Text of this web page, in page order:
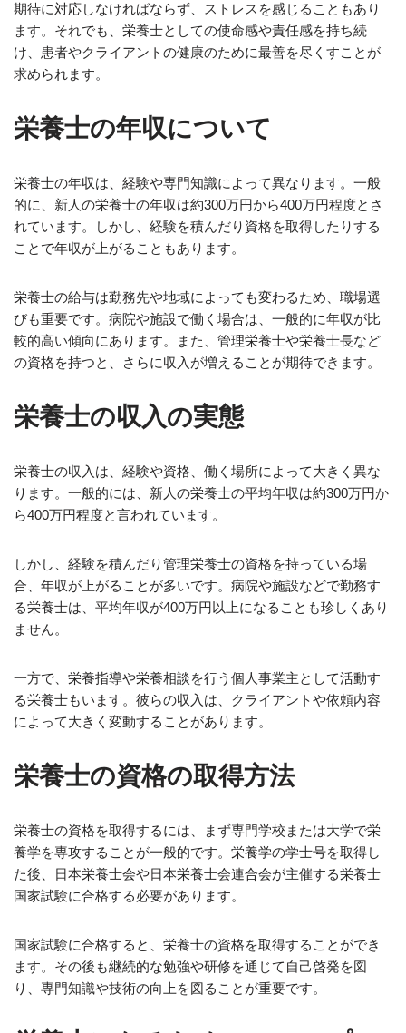
期待に対応しなければならず、ストレスを感じることもあり
ます。それでも、栄養士としての使命感や責任感を持ち続
け、患者やクライアントの健康のために最善を尽くすことが
求められます。
栄養士の年収について
栄養士の年収は、経験や専門知識によって異なります。一般
的に、新人の栄養士の年収は約300万円から400万円程度とさ
れています。しかし、経験を積んだり資格を取得したりする
ことで年収が上がることもあります。
栄養士の給与は勤務先や地域によっても変わるため、職場選
びも重要です。病院や施設で働く場合は、一般的に年収が比
較的高い傾向にあります。また、管理栄養士や栄養士長など
の資格を持つと、さらに収入が増えることが期待できます。
栄養士の収入の実態
栄養士の収入は、経験や資格、働く場所によって大きく異な
ります。一般的には、新人の栄養士の平均年収は約300万円か
ら400万円程度と言われています。
しかし、経験を積んだり管理栄養士の資格を持っている場
合、年収が上がることが多いです。病院や施設などで勤務す
る栄養士は、平均年収が400万円以上になることも珍しくあり
ません。
一方で、栄養指導や栄養相談を行う個人事業主として活動す
る栄養士もいます。彼らの収入は、クライアントや依頼内容
によって大きく変動することがあります。
栄養士の資格の取得方法
栄養士の資格を取得するには、まず専門学校または大学で栄
養学を専攻することが一般的です。栄養学の学士号を取得し
た後、日本栄養士会や日本栄養士会連合会が主催する栄養士
国家試験に合格する必要があります。
国家試験に合格すると、栄養士の資格を取得することができ
ます。その後も継続的な勉強や研修を通じて自己啓発を図
り、専門知識や技術の向上を図ることが重要です。